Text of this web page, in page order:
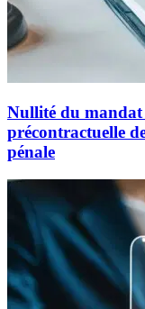
Nullité du
précontractuelle
pénale